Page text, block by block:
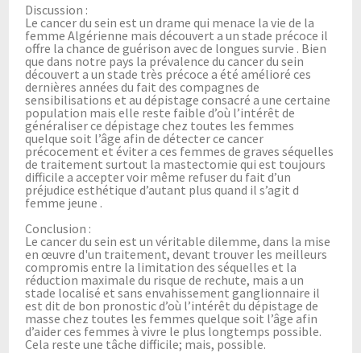
Discussion :
Le cancer du sein est un drame qui menace la vie de la
femme Algérienne mais découvert a un stade précoce il
offre la chance de guérison avec de longues survie . Bien
que dans notre pays la prévalence du cancer du sein
découvert a un stade très précoce a été amélioré ces
dernières années du fait des compagnes de
sensibilisations et au dépistage consacré a une certaine
population mais elle reste faible d’où l’intérêt de
généraliser ce dépistage chez toutes les femmes
quelque soit l’âge afin de détecter ce cancer
précocement et éviter a ces femmes de graves séquelles
de traitement surtout la mastectomie qui est toujours
difficile a accepter voir même refuser du fait d’un
préjudice esthétique d’autant plus quand il s’agit d
femme jeune .
Conclusion :
Le cancer du sein est un véritable dilemme, dans la mise
en œuvre d'un traitement, devant trouver les meilleurs
compromis entre la limitation des séquelles et la
réduction maximale du risque de rechute, mais a un
stade localisé et sans envahissement ganglionnaire il
est dit de bon pronostic d’où l’intérêt du dépistage de
masse chez toutes les femmes quelque soit l’âge afin
d’aider ces femmes à vivre le plus longtemps possible.
Cela reste une tâche difficile; mais, possible.